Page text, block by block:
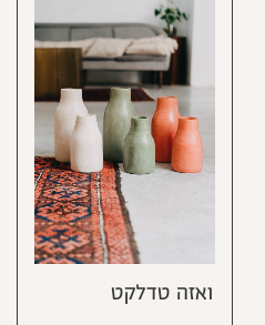
ואזה טדלקט